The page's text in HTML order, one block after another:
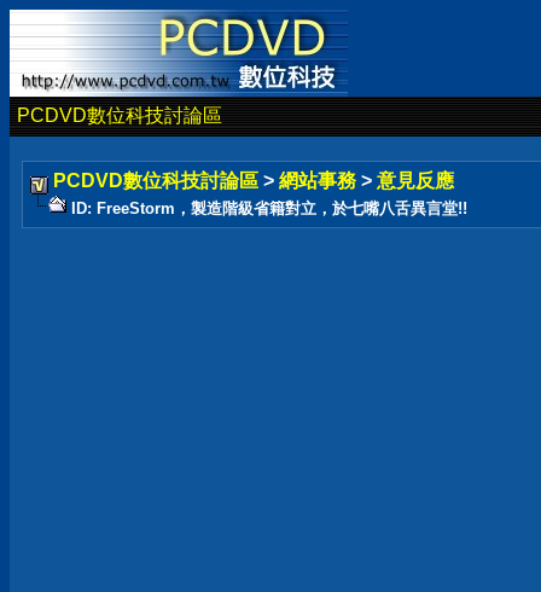
PCDVD數位科技討論區
PCDVD數位科技討論區 > 網站事務 > 意見反應
ID: FreeStorm，製造階級省籍對立，於七嘴八舌異言堂!!